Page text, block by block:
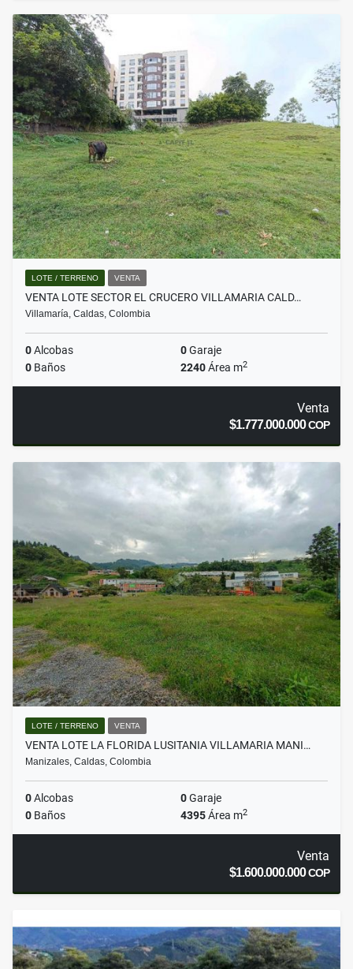
LOTE / TERRENO VENTA
VENTA LOTE SECTOR EL CRUCERO VILLAMARIA CALD…
Villamaría, Caldas, Colombia
0Alcobas 0Garaje
0 Baños 2240Área m2
Venta
$1.777.000.000COP
LOTE / TERRENO VENTA
VENTA LOTE LA FLORIDA LUSITANIA VILLAMARIA MANI…
Manizales, Caldas, Colombia
0Alcobas 0Garaje
0 Baños 4395Área m2
Venta
$1.600.000.000COP